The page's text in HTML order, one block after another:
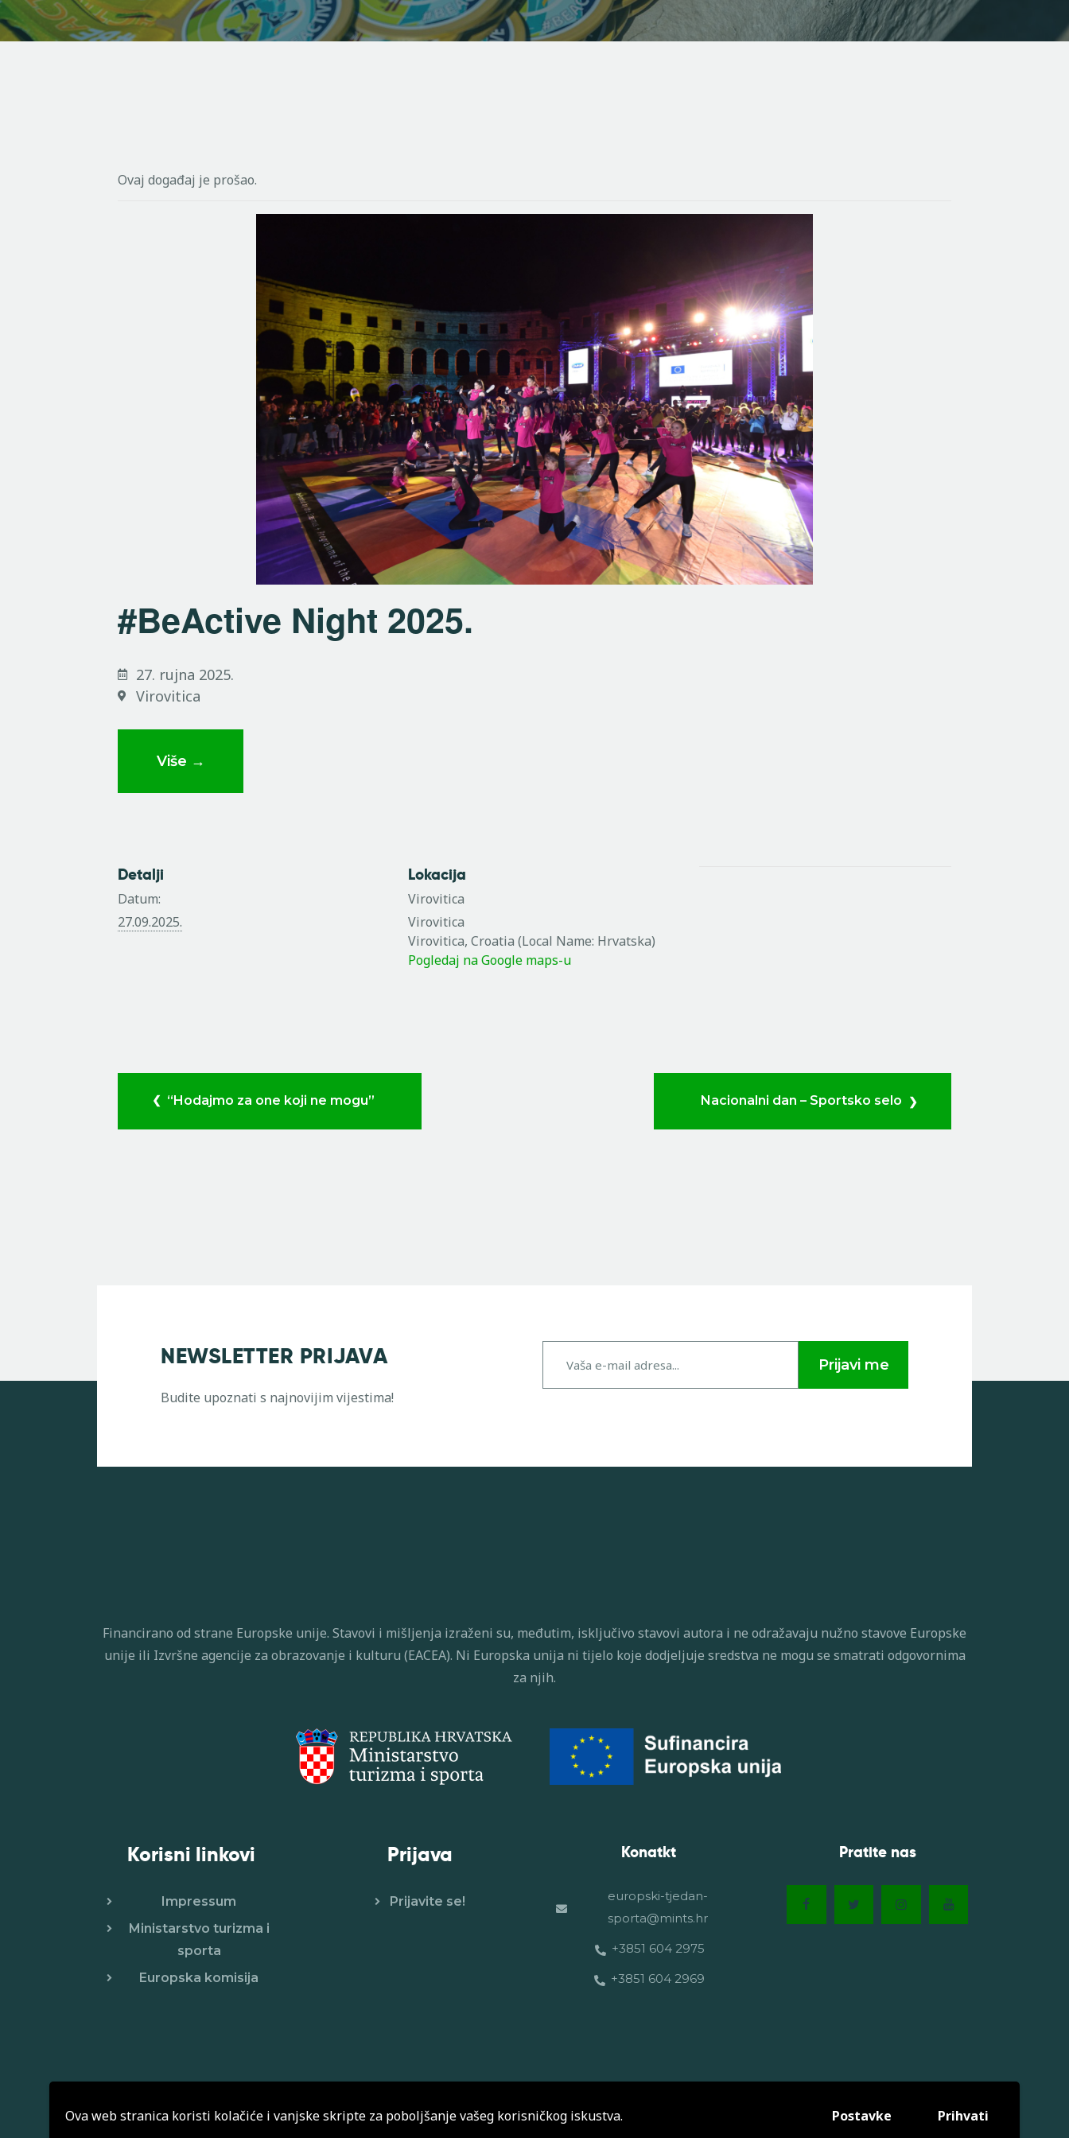
Ova web stranica koristi kolačiće i vanjske skripte za poboljšanje vašeg korisničkog iskustva. Postavke Prihvati
Ovaj događaj je prošao.
#BeActive Night 2025.
27. rujna 2025.
Virovitica
Više →
Detalji
Datum:
27.09.2025.
Lokacija
Virovitica
Virovitica
Virovitica, Croatia (Local Name: Hrvatska)
Pogledaj na Google maps-u
“Hodajmo za one koji ne mogu” Nacionalni dan – Sportsko selo
NEWSLETTER PRIJAVA
Budite upoznati s najnovijim vijestima!
Financirano od strane Europske unije. Stavovi i mišljenja izraženi su, međutim, isključivo stavovi autora i ne odražavaju nužno stavove Europske
unije ili Izvršne agencije za obrazovanje i kulturu (EACEA). Ni Europska unija ni tijelo koje dodjeljuje sredstva ne mogu se smatrati odgovornima
za njih.
Korisni linkovi
Impressum
Ministarstvo turizma i
sporta
Europska komisija
Prijava
Prijavite se!
Konatkt
europski-tjedan-
sporta@mints.hr
+3851 604 2975
+3851 604 2969
Pratite nas
Politika privatnosti